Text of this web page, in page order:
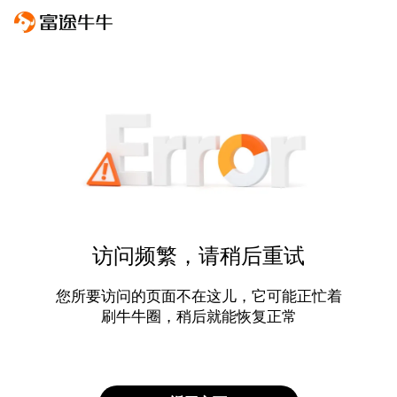
访问频繁，请稍后重试
您所要访问的页面不在这儿，它可能正忙着
刷牛牛圈，稍后就能恢复正常